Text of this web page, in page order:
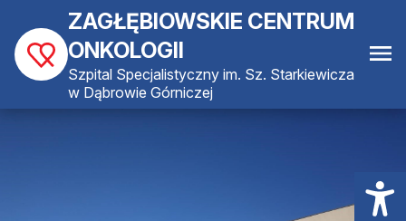
ZAGŁĘBIOWSKIE CENTRUM
ONKOLOGII
Szpital Specjalistyczny im. Sz. Starkiewicza
w Dąbrowie Górniczej